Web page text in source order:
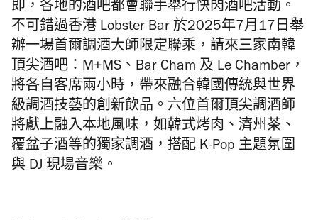
即，各地的酒吧都會聯手舉行快閃酒吧活動。
不可錯過香港 Lobster Bar 於2025年7月17日舉
辦一場首爾調酒大師限定聯乘，請來三家南韓
頂尖酒吧： M+MS 、 Bar Cham 及 Le Chamber，
將各自客席兩小時，帶來融合韓國傳統與世界
級調酒技藝的創新飲品。六位首爾頂尖調酒師
將獻上融入本地風味，如韓式烤肉、濟州茶、
覆盆子酒等的獨家調酒，搭配 K-Pop 主題氛圍
與 DJ 現場音樂。